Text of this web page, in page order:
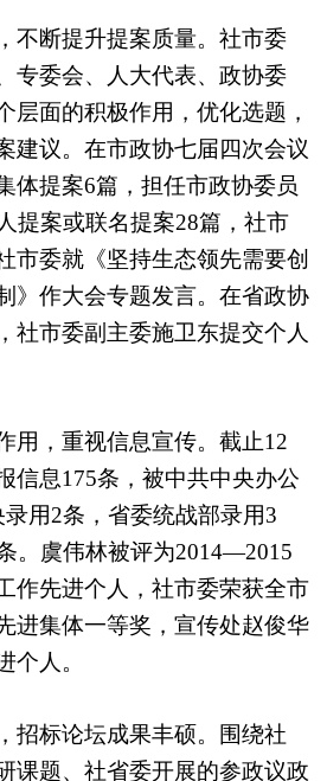
不断提升提案质量。社市委
专委会、人大代表、政协委
层面的积极作用，优化选题，
建议。在市政协七届四次会议
体提案6篇，担任市政协委员
提案或联名提案28篇，社市
市委就《坚持生态领先需要创
》作大会专题发言。在省政协
社市委副主委施卫东提交个人
用，重视信息宣传。截止12
信息175条，被中共中央办公
用2条，省委统战部录用3
。 虞伟林被评为2014—2015
作先进个人， 社市委荣获全市
进集体一等奖，宣传处赵俊华
个人。
招标论坛成果丰硕。
围绕社
课题、社省委开展的参政议政